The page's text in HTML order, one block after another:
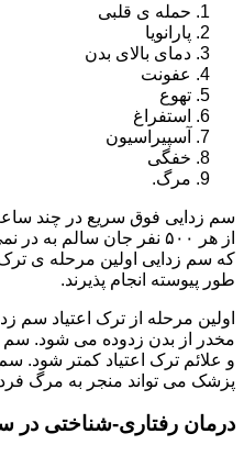
حمله ی قلبی
پارانویا
دمای بالای بدن
عفونت
تهوع
استفراغ
آسپیراسیون
خفگی
مرگ.
از هر ۵۰۰ نفر جان سالم
که سم زدایی اولین مرحله ی ترک
طور پیوسته انجام پذیرند.
اولین مرحله از ترک اعتیاد سم
مخدر از بدن زدوده می شود.
و علائم ترک اعتیاد کمتر شود.
پزشک می تواند منجر به مرگ
درمان رفتاری-شناختی در